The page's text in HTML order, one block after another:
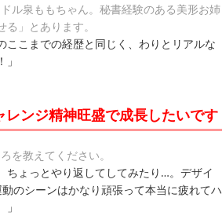
ル泉ももちゃん。秘書経験のある美形お姉
」とあります。
ここまでの経歴と同じく、わりとリアルな
ンジ精神旺盛で成長したいです
を教えてください。
ちょっとやり返してしてみたり…。デザイ
のシーンはかなり頑張って本当に疲れてハ